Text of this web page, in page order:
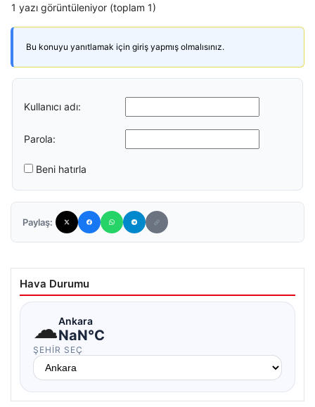
1 yazı görüntüleniyor (toplam 1)
Bu konuyu yanıtlamak için giriş yapmış olmalısınız.
Kullanıcı adı:
Parola:
Beni hatırla
Paylaş:
Hava Durumu
☁Ankara
NaN°C
ŞEHIR SEÇ